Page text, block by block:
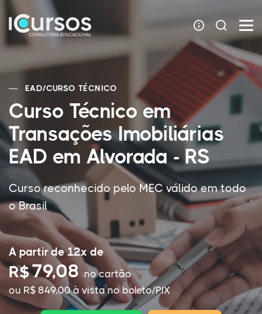
EAD/CURSO TÉCNICO
Curso Técnico em
Transações Imobiliárias
EAD em Alvorada - RS
Curso reconhecido pelo MEC válido em todo
o Brasil
A partir de 12x de
R$79,08no cartão
ou R$ 849,00 à vista no boleto/PIX